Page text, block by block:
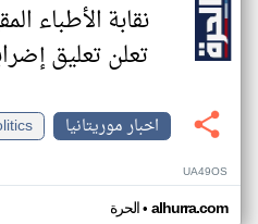
نقابة الأطباء
تعلن تعليق
اخبار موريتانيا
UA49OS
الحرة• alhurra.com